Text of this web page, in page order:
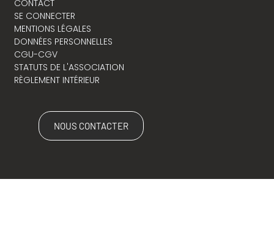
CONTACT
SE CONNECTER
MENTIONS LÉGALES
DONNÉES PERSONNELLES
CGU-CGV
STATUTS DE L'ASSOCIATION
RÈGLEMENT INTÉRIEUR
NOUS CONTACTER